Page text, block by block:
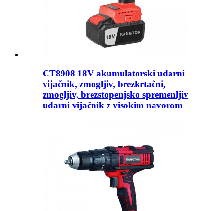
CT8908 18V akumulatorski udarni
vijačnik, zmogljiv, brezkrtačni,
zmogljiv, brezstopenjsko spremenljiv
udarni vijačnik z visokim navorom